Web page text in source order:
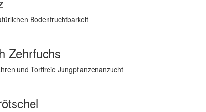
Bodenfruchtbarkeit
Zehrfuchs
und Torffreie Jungpflanzenanzucht